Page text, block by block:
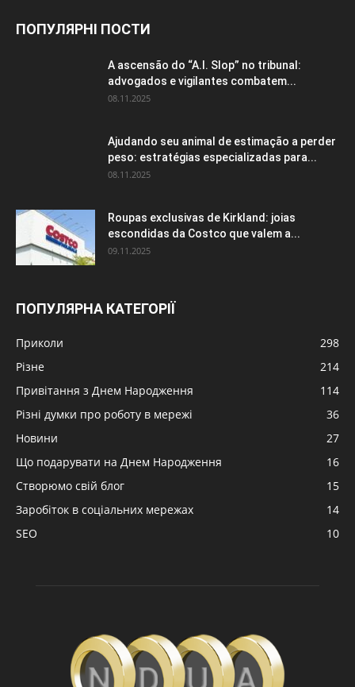
ПОПУЛЯРНІ ПОСТИ
A ascensão do “A.I. Slop” no tribunal:
advogados e vigilantes combatem...
08.11.2025
Ajudando seu animal de estimação a perder
peso: estratégias especializadas para...
08.11.2025
Roupas exclusivas de Kirkland: joias
escondidas da Costco que valem a...
09.11.2025
ПОПУЛЯРНА КАТЕГОРІЇ
Приколи
298
Різне
214
Привітання з Днем Народження
114
Різні думки про роботу в мережі
36
Новини
27
Що подарувати на Днем Народження
16
Створюмо свій блог
15
Заробіток в соціальних мережах
14
SEO
10